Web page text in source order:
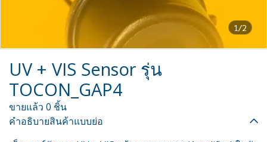
1/2
UV + VIS Sensor รุ่น
TOCON_GAP4
ขายแล้ว 0 ชิ้น
คำอธิบายสินค้าแบบย่อ